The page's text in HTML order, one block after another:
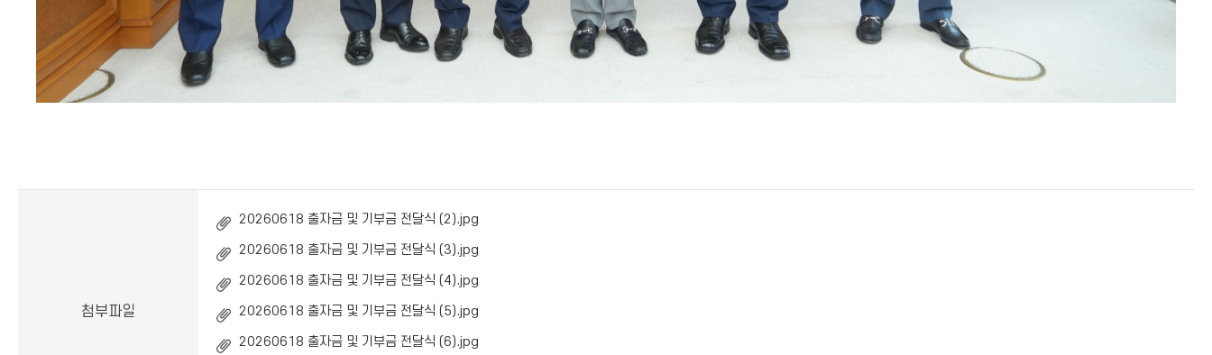
첨부파일
20260618 출자금 및 기부금 전달식 (2).jpg
20260618 출자금 및 기부금 전달식 (3).jpg
20260618 출자금 및 기부금 전달식 (4).jpg
20260618 출자금 및 기부금 전달식 (5).jpg
20260618 출자금 및 기부금 전달식 (6).jpg